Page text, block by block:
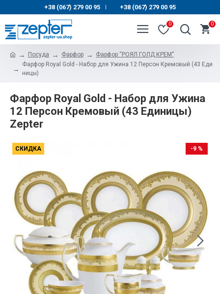
+38 (067) 279 00 95 | +38 (067) 279 00 95
0 0
Посуда Фарфор
Фарфор “РОЯЛ ГОЛД КРЕМ”
Фарфор Royal Gold - Набор для Ужина 12 Персон Кремовый (43 Еди
ницы)
Фарфор Royal Gold - Набор для Ужина
12 Персон Кремовый (43 Единицы)
Zepter
СКИДКА -9 %